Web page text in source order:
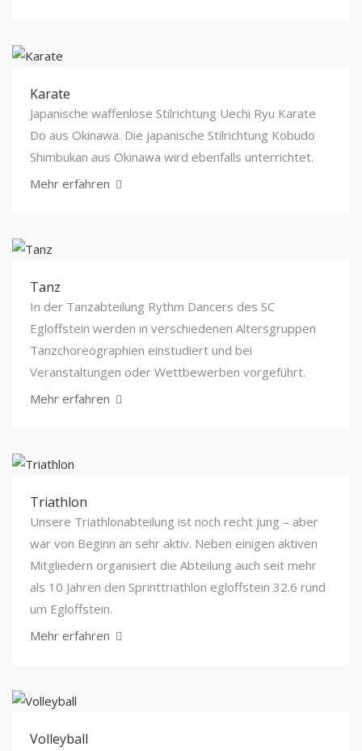
Karate
Japanische waffenlose Stilrichtung Uechi Ryu Karate
Do aus Okinawa. Die japanische Stilrichtung Kobudo
Shimbukan aus Okinawa wird ebenfalls unterrichtet.
Mehr erfahren
Tanz
In der Tanzabteilung Rythm Dancers des SC
Egloffstein werden in verschiedenen Altersgruppen
Tanzchoreographien einstudiert und bei
Veranstaltungen oder Wettbewerben vorgeführt.
Mehr erfahren
Triathlon
Unsere Triathlonabteilung ist noch recht jung – aber
war von Beginn an sehr aktiv. Neben einigen aktiven
Mitgliedern organisiert die Abteilung auch seit mehr
als 10 Jahren den Sprinttriathlon egloffstein 32.6 rund
um Egloffstein.
Mehr erfahren
Volleyball